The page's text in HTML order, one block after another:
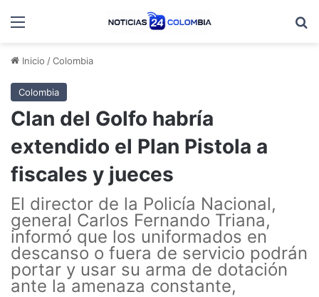
Menú
Inicio /Colombia
Colombia
Clan del Golfo habría
extendido el Plan Pistola a
fiscales y jueces
El director de la Policía Nacional,
general Carlos Fernando Triana,
informó que los uniformados en
descanso o fuera de servicio podrán
portar y usar su arma de dotación
ante la amenaza constante,